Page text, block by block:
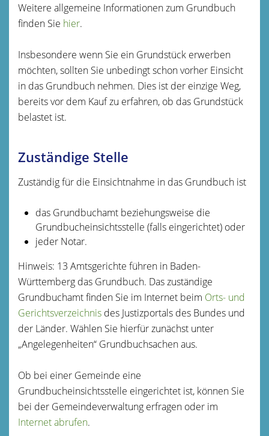
Weitere allgemeine Informationen zum Grundbuch
finden Sie hier.
Insbesondere wenn Sie ein Grundstück erwerben
möchten, sollten Sie unbedingt schon vorher Einsicht
in das Grundbuch nehmen. Dies ist der einzige Weg,
bereits vor dem Kauf zu erfahren, ob das Grundstück
belastet ist.
Zuständige Stelle
Zuständig für die Einsichtnahme in das Grundbuch ist
das Grundbuchamt beziehungsweise die
Grundbucheinsichtsstelle (falls eingerichtet) oder
jeder Notar.
Hinweis: 13 Amtsgerichte führen in Baden-
Württemberg das Grundbuch. Das zuständige
Grundbuchamt finden Sie im Internet beim Orts- und
Gerichtsverzeichnis des Justizportals des Bundes und
der Länder. Wählen Sie hierfür zunächst unter
„Angelegenheiten“ Grundbuchsachen aus.
Ob bei einer Gemeinde eine
Grundbucheinsichtsstelle eingerichtet ist, können Sie
bei der Gemeindeverwaltung erfragen oder im
Internetabrufen.